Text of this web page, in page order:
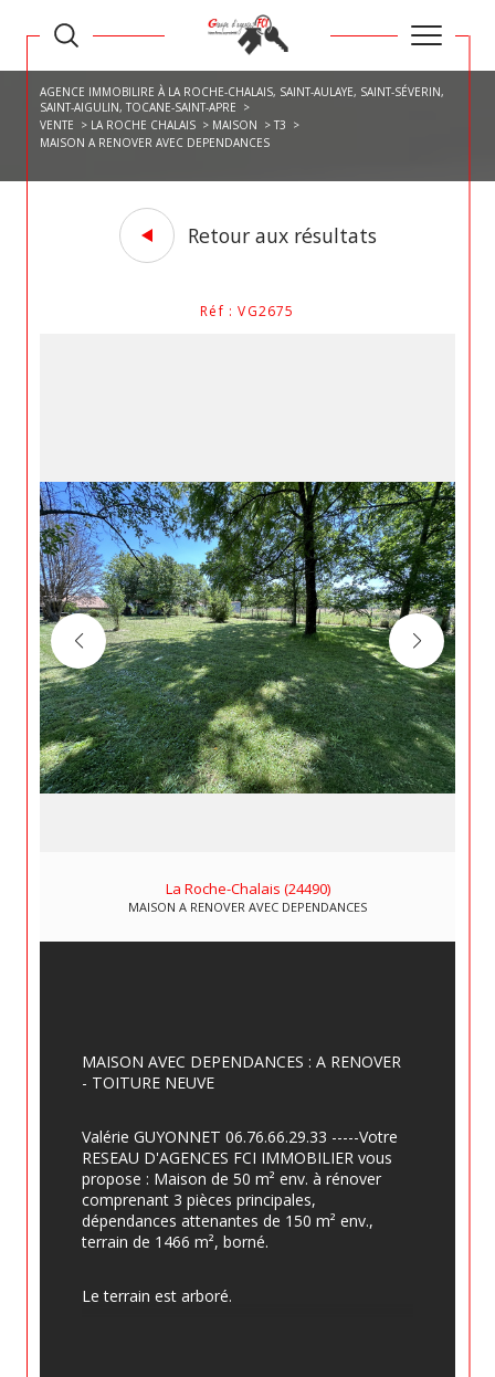
AGENCE IMMOBILIRE À LA ROCHE-CHALAIS, SAINT-AULAYE, SAINT-SÉVERIN,
SAINT-AIGULIN, TOCANE-SAINT-APRE
VENTE
LA ROCHE CHALAIS MAISON
T3
MAISON A RENOVER AVEC DEPENDANCES
Retour aux résultats
Réf : VG2675
La Roche-Chalais (24490)
MAISON A RENOVER AVEC DEPENDANCES
MAISON AVEC DEPENDANCES : A RENOVER
- TOITURE NEUVE
Valérie GUYONNET 06.76.66.29.33 -----Votre
RESEAU D'AGENCES FCI IMMOBILIER vous
propose : Maison de 50 m² env. à rénover
comprenant 3 pièces principales,
dépendances attenantes de 150 m² env.,
terrain de 1466 m², borné.
Le terrain est arboré.